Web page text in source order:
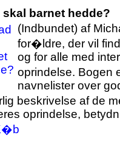
skal barnet hedde?
(Indbundet) af
for�ldre, der vil
og for alle med
oprindelse. Bogen
navnelister over
beskrivelse af de
oprindelse,